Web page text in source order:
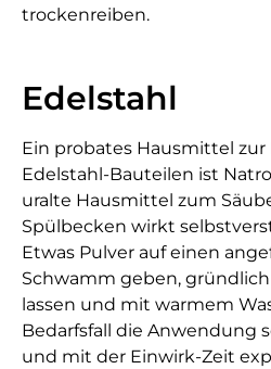
trockenreiben.
Edelstahl
Ein probates Hausmittel
Edelstahl-Bauteilen ist
uralte Hausmittel zum
Spülbecken wirkt
Etwas Pulver auf einen
Schwamm geben,
lassen und mit warmem
Bedarfsfall die Anwendung
und mit der Einwirk-Zeit